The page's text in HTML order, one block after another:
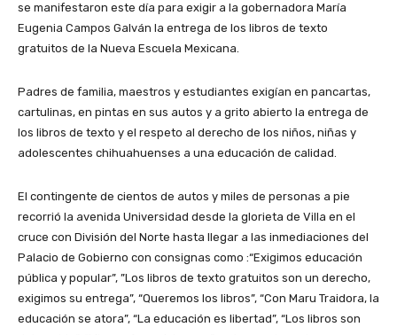
se manifestaron este día para exigir a la gobernadora María
Eugenia Campos Galván la entrega de los libros de texto
gratuitos de la Nueva Escuela Mexicana.
Padres de familia, maestros y estudiantes exigían en pancartas,
cartulinas, en pintas en sus autos y a grito abierto la entrega de
los libros de texto y el respeto al derecho de los niños, niñas y
adolescentes chihuahuenses a una educación de calidad.
El contingente de cientos de autos y miles de personas a pie
recorrió la avenida Universidad desde la glorieta de Villa en el
cruce con División del Norte hasta llegar a las inmediaciones del
Palacio de Gobierno con consignas como :“Exigimos educación
pública y popular”, ”Los libros de texto gratuitos son un derecho,
exigimos su entrega”, “Queremos los libros”, “Con Maru Traidora, la
educación se atora”, “La educación es libertad”, “Los libros son